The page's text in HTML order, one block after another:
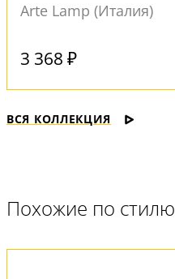
Arte Lamp (Италия)
3 368 ₽
ВСЯ КОЛЛЕКЦИЯ
Похожие по стилю